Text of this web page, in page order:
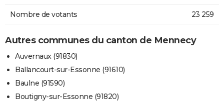
Nombre de votants 23 259
Autres communes du canton de Mennecy
Auvernaux (91830)
Ballancourt-sur-Essonne (91610)
Baulne (91590)
Boutigny-sur-Essonne (91820)